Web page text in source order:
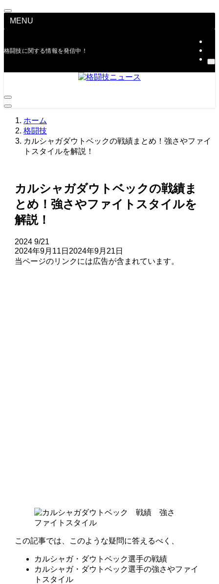
MENU
格闘技に関する情報を発信中！
ホーム
格闘技
カルシャガダウトベックの戦績まとめ！強さやファイ
トスタイルを解説！
カルシャガダウトベックの戦績ま
とめ！強さやファイトスタイルを
解説！
2024 9/21
2024年9月11日 2024年9月21日
当ページのリンクには広告が含まれています。
この記事では、このような疑問に答えるべく、
カルシャガ・ダウトベック選手の戦績
カルシャガ・ダウトベック選手の強さやファイ
トスタイル